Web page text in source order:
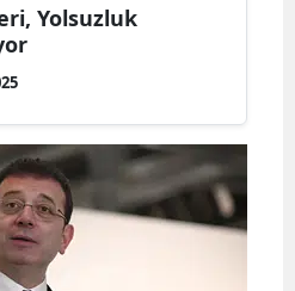
Yolsuzluk